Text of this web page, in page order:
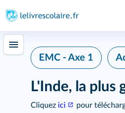
EMC - Axe 1
L'Inde, la plus
Cliquez ici pour